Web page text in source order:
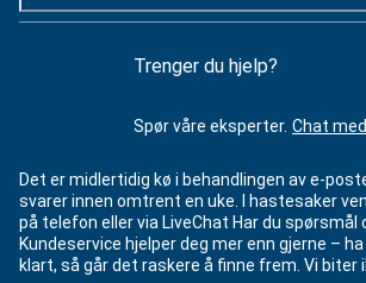
Trenger du hjelp?
Spør våre eksperter. Chat
Det er midlertidig kø i behandlingen av e-
svarer innen omtrent en uke. I hastesaker
på telefon eller via LiveChat Har du spørsmål
Kundeservice hjelper deg mer enn gjerne –
klart, så går det raskere å finne frem. Vi biter